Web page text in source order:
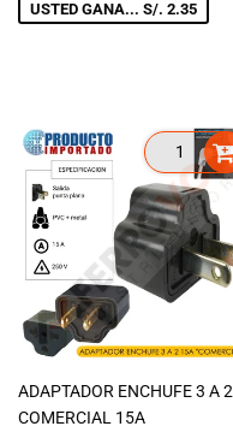
VENTA
USTED GANA... S/. 2.35
ADAPTADOR ENCHUFE 3 A 2
COMERCIAL 15A